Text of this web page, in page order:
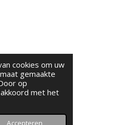
cookies om uw
gemaakte
op
akkoord met het
Accepteren